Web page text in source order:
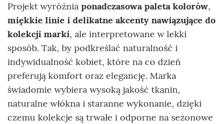
Projekt wyróżnia ponadczasowa paleta kolorów,
miękkie linie i delikatne akcenty nawiązujące do
kolekcji marki, ale interpretowane w lekki
sposób. Tak, by podkreślać naturalność i
indywidualność kobiet, które na co dzień
preferują komfort oraz elegancję. Marka
świadomie wybiera wysoką jakość tkanin,
naturalne włókna i staranne wykonanie, dzięki
czemu kolekcje są trwałe i odporne na sezonowe